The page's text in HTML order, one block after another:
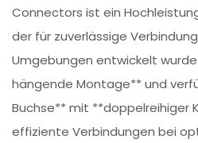
Connectors ist ein
der für zuverlässige
Umgebungen entwickelt
hängende Montage** und
Buchse** mit **doppelreihiger
effiziente Verbindungen bei